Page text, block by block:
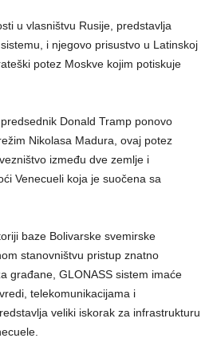
u vlasništvu Rusije, predstavlja
i njegovo prisustvo u Latinskoj
potez Moskve kojim potiskuje
Donald Tramp ponovo
Nikolasa Madura, ovaj potez
između dve zemlje i
Venecueli koja je suočena sa
baze Bolivarske svemirske
stanovništvu pristup znatno
građane, GLONASS sistem imaće
telekomunikacijama i
veliki iskorak za infrastrukturu